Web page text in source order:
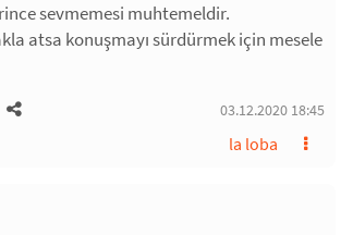
sevmemesi muhtemeldir.
atsa konuşmayı sürdürmek için mesele
03.12.2020 18:45
la loba